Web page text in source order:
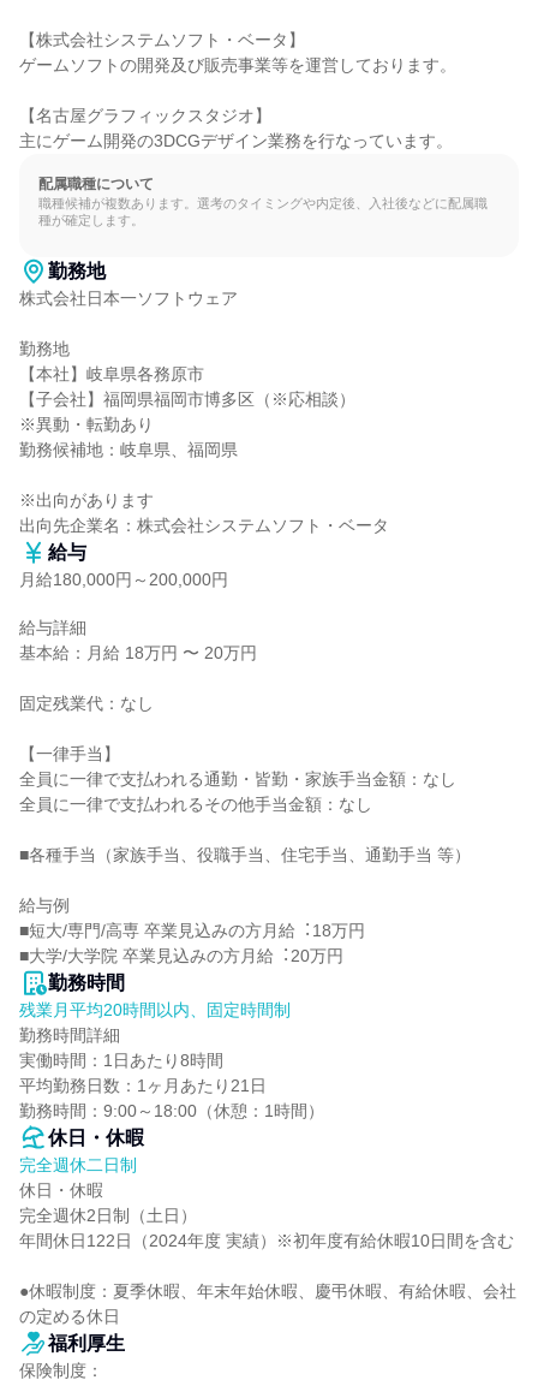
【株式会社システムソフト・ベータ】
ゲームソフトの開発及び販売事業等を運営しております。
【名古屋グラフィックスタジオ】
主にゲーム開発の3DCGデザイン業務を行なっています。
配属職種について
職種候補が複数あります。選考のタイミングや内定後、入社後などに配属職
種が確定します。
勤務地
株式会社日本一ソフトウェア
勤務地
【本社】岐阜県各務原市
【子会社】福岡県福岡市博多区（※応相談）
※異動・転勤あり
勤務候補地：岐阜県、福岡県
※出向があります
出向先企業名：株式会社システムソフト・ベータ
給与
月給180,000円～200,000円
給与詳細
基本給：月給 18万円 〜 20万円
固定残業代：なし
【一律手当】
全員に一律で支払われる通勤・皆勤・家族手当金額：なし
全員に一律で支払われるその他手当金額：なし
■各種手当（家族手当、役職手当、住宅手当、通勤手当 等）
給与例
■短⼤/専⾨/⾼専 卒業⾒込みの⽅⽉給︓18万円
■⼤学/⼤学院 卒業⾒込みの⽅⽉給︓20万円
勤務時間
残業月平均20時間以内、固定時間制
勤務時間詳細
実働時間：1日あたり8時間
平均勤務日数：1ヶ月あたり21日
勤務時間：9:00～18:00（休憩：1時間）
休日・休暇
完全週休二日制
休日・休暇
完全週休2日制（土日）
年間休日122日（2024年度 実績）※初年度有給休暇10日間を含む
●休暇制度：夏季休暇、年末年始休暇、慶弔休暇、有給休暇、会社
の定める休日
福利厚生
保険制度：